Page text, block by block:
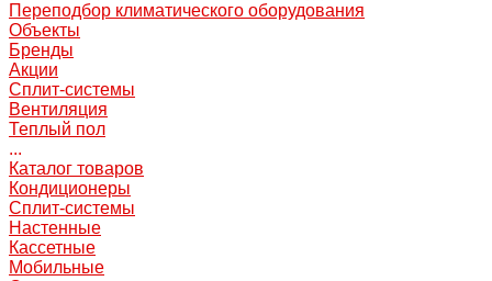
Переподбор климатического оборудования
Объекты
Бренды
Акции
Сплит-системы
Вентиляция
Теплый пол
...
Каталог товаров
Кондиционеры
Сплит-системы
Настенные
Кассетные
Мобильные